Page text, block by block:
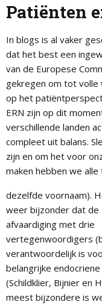
Patiënten
In blogs is al vaker
dat het best een
van de Europese
gekregen om tot volle
op het
ERN zijn op dit
verschillende landen
compleet uit balans.
zijn en om het voor
maken hebben we alle
dezelfde voornaam).
weer bijzonder dat de
afvaardiging met drie
vertegenwoordigers
verantwoordelijk is
belangrijke
(Schildklier, Bijnier en
meest bijzondere is